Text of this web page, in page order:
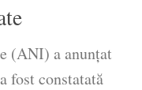
(ANI) a anunțat
fost constatată